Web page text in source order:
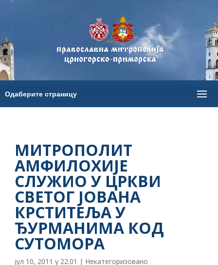
МИТРОПОЛИТ
АМФИЛОХИЈЕ
СЛУЖИО У ЦРКВИ
СВЕТОГ ЈОВАНА
КРСТИТЕЉА У
ЂУРМАНИМА КОД
СУТОМОРА
јул 10, 2011 у 22:01 | Некатегоризовано